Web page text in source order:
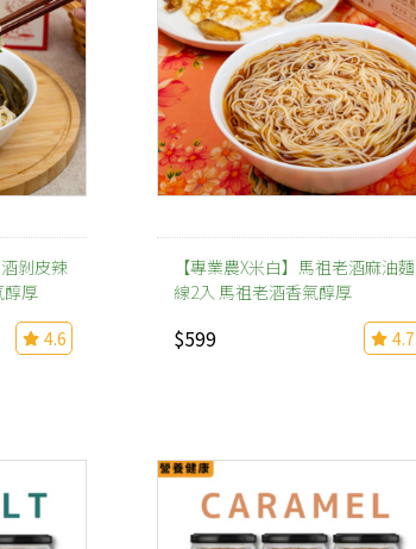
剝皮辣
醇厚
4.6
【專業農X米白】馬祖老酒麻油麵
線2入 馬祖老酒香氣醇厚
$599 4.7